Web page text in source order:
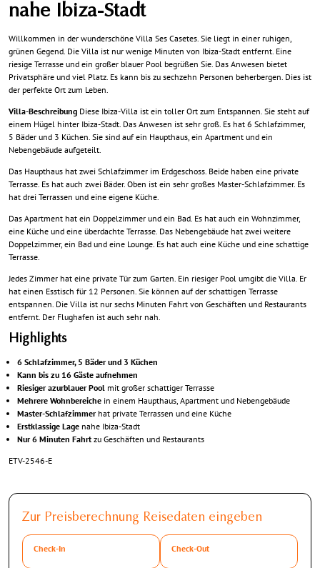
nahe Ibiza-Stadt
Willkommen in der wunderschöne Villa Ses Casetes. Sie liegt in einer ruhigen,
grünen Gegend. Die Villa ist nur wenige Minuten von Ibiza-Stadt entfernt. Eine
riesige Terrasse und ein großer blauer Pool begrüßen Sie. Das Anwesen bietet
Privatsphäre und viel Platz. Es kann bis zu sechzehn Personen beherbergen. Dies ist
der perfekte Ort zum Leben.
Villa-Beschreibung Diese Ibiza-Villa ist ein toller Ort zum Entspannen. Sie steht auf
einem Hügel hinter Ibiza-Stadt. Das Anwesen ist sehr groß. Es hat 6 Schlafzimmer,
5 Bäder und 3 Küchen. Sie sind auf ein Haupthaus, ein Apartment und ein
Nebengebäude aufgeteilt.
Das Haupthaus hat zwei Schlafzimmer im Erdgeschoss. Beide haben eine private
Terrasse. Es hat auch zwei Bäder. Oben ist ein sehr großes Master-Schlafzimmer. Es
hat drei Terrassen und eine eigene Küche.
Das Apartment hat ein Doppelzimmer und ein Bad. Es hat auch ein Wohnzimmer,
eine Küche und eine überdachte Terrasse. Das Nebengebäude hat zwei weitere
Doppelzimmer, ein Bad und eine Lounge. Es hat auch eine Küche und eine schattige
Terrasse.
Jedes Zimmer hat eine private Tür zum Garten. Ein riesiger Pool umgibt die Villa. Er
hat einen Esstisch für 12 Personen. Sie können auf der schattigen Terrasse
entspannen. Die Villa ist nur sechs Minuten Fahrt von Geschäften und Restaurants
entfernt. Der Flughafen ist auch sehr nah.
Highlights
6 Schlafzimmer, 5 Bäder und 3 Küchen
Kann bis zu 16 Gäste aufnehmen
Riesiger azurblauer Pool mit großer schattiger Terrasse
Mehrere Wohnbereiche in einem Haupthaus, Apartment und Nebengebäude
Master-Schlafzimmerhat private Terrassen und eine Küche
Erstklassige Lage nahe Ibiza-Stadt
Nur 6 Minuten Fahrt zu Geschäften und Restaurants
ETV-2546-E
Zur Preisberechnung Reisedaten eingeben
Check-In Check-Out